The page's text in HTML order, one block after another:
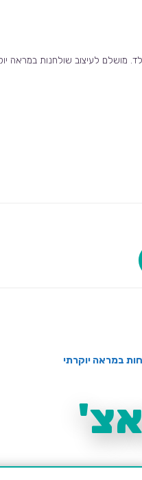
מושלם לעיצוב שולחנות במראה
במראה יוקרתי